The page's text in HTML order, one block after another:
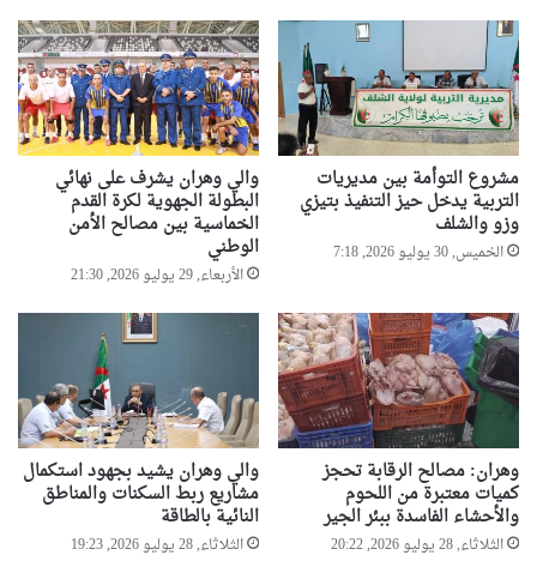
مشروع التوأمة بين مديريات
التربية يدخل حيز التنفيذ بتيزي
وزو والشلف
الخميس, 30 يوليو 2026, 7:18
والي وهران يشرف على نهائي
البطولة الجهوية لكرة القدم
الخماسية بين مصالح الأمن
الوطني
الأربعاء, 29 يوليو 2026, 21:30
وهران: مصالح الرقابة تحجز
كميات معتبرة من اللحوم
والأحشاء الفاسدة ببئر الجير
الثلاثاء, 28 يوليو 2026, 20:22
والي وهران يشيد بجهود استكمال
مشاريع ربط السكنات والمناطق
النائية بالطاقة
الثلاثاء, 28 يوليو 2026, 19:23